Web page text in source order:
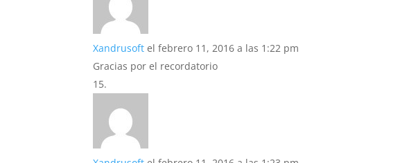
Xandrusoft el febrero 11, 2016 a las 1:22 pm
Gracias por el recordatorio